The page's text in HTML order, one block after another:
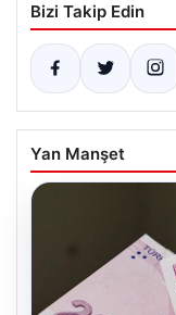
Bizi Takip Edin
Yan Manşet